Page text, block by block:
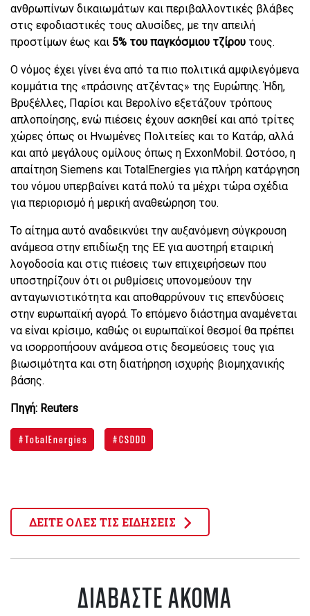
ανθρωπίνων δικαιωμάτων και περιβαλλοντικές βλάβες
στις εφοδιαστικές τους αλυσίδες, με την απειλή
προστίμων έως και 5% του παγκόσμιου τζίρου τους.
Ο νόμος έχει γίνει ένα από τα πιο πολιτικά αμφιλεγόμενα
κομμάτια της «πράσινης ατζέντας» της Ευρώπης. Ήδη,
Βρυξέλλες, Παρίσι και Βερολίνο εξετάζουν τρόπους
απλοποίησης, ενώ πιέσεις έχουν ασκηθεί και από τρίτες
χώρες όπως οι Ηνωμένες Πολιτείες και το Κατάρ, αλλά
και από μεγάλους ομίλους όπως η ExxonMobil. Ωστόσο, η
απαίτηση Siemens και TotalEnergies για πλήρη κατάργηση
του νόμου υπερβαίνει κατά πολύ τα μέχρι τώρα σχέδια
για περιορισμό ή μερική αναθεώρηση του.
Το αίτημα αυτό αναδεικνύει την αυξανόμενη σύγκρουση
ανάμεσα στην επιδίωξη της ΕΕ για αυστηρή εταιρική
λογοδοσία και στις πιέσεις των επιχειρήσεων που
υποστηρίζουν ότι οι ρυθμίσεις υπονομεύουν την
ανταγωνιστικότητα και αποθαρρύνουν τις επενδύσεις
στην ευρωπαϊκή αγορά. Το επόμενο διάστημα αναμένεται
να είναι κρίσιμο, καθώς οι ευρωπαϊκοί θεσμοί θα πρέπει
να ισορροπήσουν ανάμεσα στις δεσμεύσεις τους για
βιωσιμότητα και στη διατήρηση ισχυρής βιομηχανικής
βάσης.
Πηγή: Reuters
TotalEnergies CSDDD
ΔΕΙΤΕ ΟΛΕΣ ΤΙΣ ΕΙΔΗΣΕΙΣ
ΔΙΑΒΑΣΤΕ ΑΚΟΜΑ